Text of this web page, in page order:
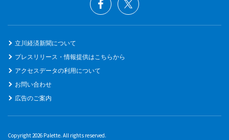
立川経済新聞について
プレスリリース・情報提供はこちらから
アクセスデータの利用について
お問い合わせ
広告のご案内
Copyright 2026 Palette. All rights reserved.